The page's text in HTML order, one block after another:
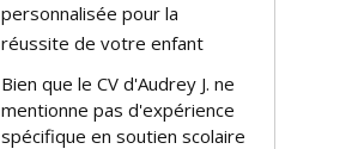
personnalisée pour la
réussite de votre enfant
Bien que le CV d'Audrey J. ne
mentionne pas d'expérience
spécifique en soutien scolaire